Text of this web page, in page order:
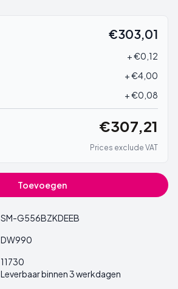
€303,01
+ €0,12
+ €4,00
+ €0,08
€307,21
Prices exclude VAT
Toevoegen
SM-G556BZKDEEB
DW990
11730
Leverbaar binnen 3 werkdagen